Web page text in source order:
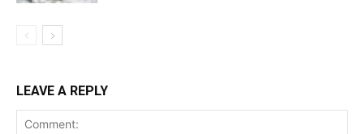
LEAVE A REPLY